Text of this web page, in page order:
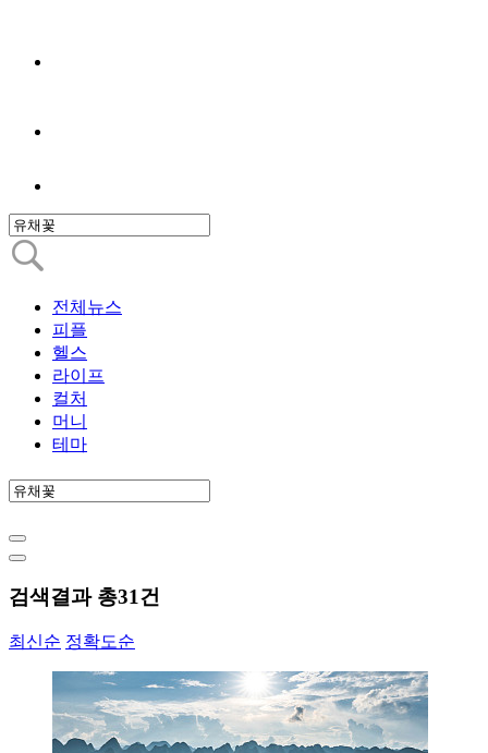
전체뉴스
피플
헬스
라이프
컬처
머니
테마
검색결과 총31건
최신순 정확도순